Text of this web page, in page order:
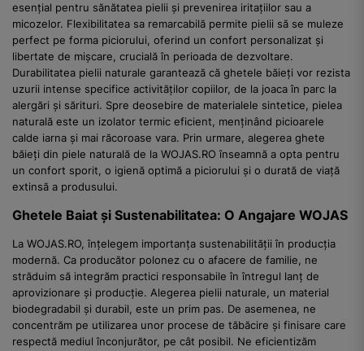
esențial pentru sănătatea pielii și prevenirea iritațiilor sau a
micozelor. Flexibilitatea sa remarcabilă permite pielii să se muleze
perfect pe forma piciorului, oferind un confort personalizat și
libertate de mișcare, crucială în perioada de dezvoltare.
Durabilitatea pielii naturale garantează că ghetele băieți vor rezista
uzurii intense specifice activităților copiilor, de la joaca în parc la
alergări și sărituri. Spre deosebire de materialele sintetice, pielea
naturală este un izolator termic eficient, menținând picioarele
calde iarna și mai răcoroase vara. Prin urmare, alegerea ghete
băieți din piele naturală de la WOJAS.RO înseamnă a opta pentru
un confort sporit, o igienă optimă a piciorului și o durată de viață
extinsă a produsului.
Ghetele Baiat și Sustenabilitatea: O Angajare WOJAS
La WOJAS.RO, înțelegem importanța sustenabilității în producția
modernă. Ca producător polonez cu o afacere de familie, ne
străduim să integrăm practici responsabile în întregul lanț de
aprovizionare și producție. Alegerea pielii naturale, un material
biodegradabil și durabil, este un prim pas. De asemenea, ne
concentrăm pe utilizarea unor procese de tăbăcire și finisare care
respectă mediul înconjurător, pe cât posibil. Ne eficientizăm